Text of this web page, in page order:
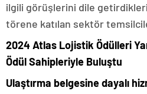
ilgili görüşlerini dile
törene katılan sektör
2024 Atlas Lojistik Ödülleri
Ödül Sahipleriyle Buluştu
Ulaştırma belgesine dayalı